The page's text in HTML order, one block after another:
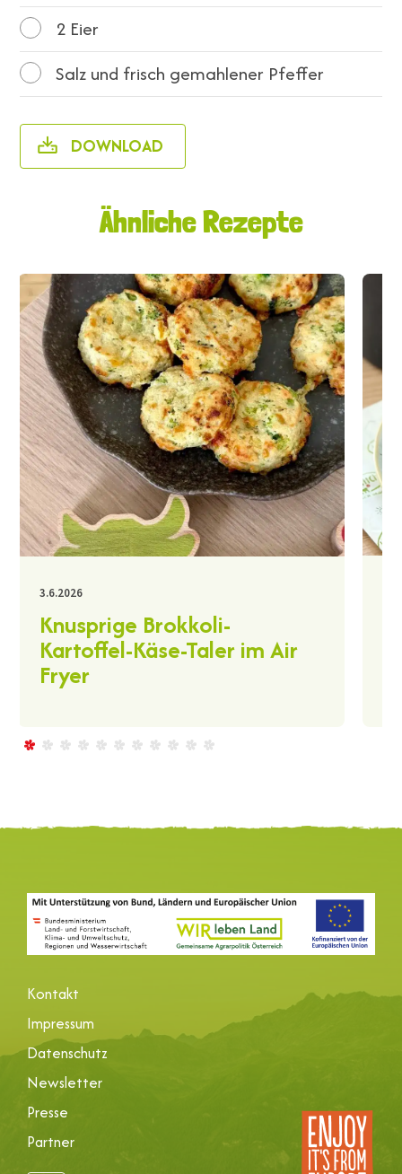
2 Eier
Salz und frisch gemahlener Pfeffer
DOWNLOAD
Ähnliche Rezepte
3.6.2026
Knusprige Brokkoli-
Kartoffel-Käse-Taler im Air
Fryer
Kontakt
Impressum
Datenschutz
Newsletter
Presse
Partner